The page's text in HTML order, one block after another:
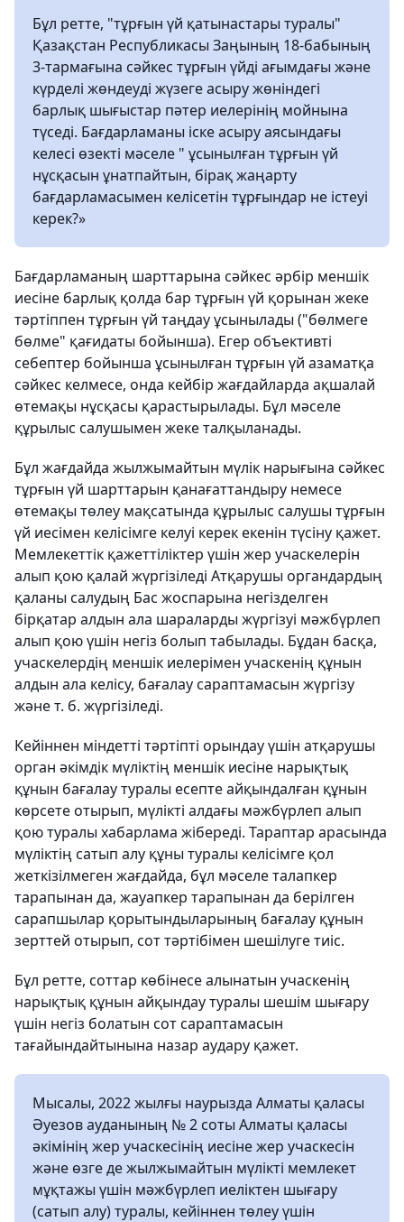
Бұл ретте, "тұрғын үй қатынастары туралы"
Қазақстан Республикасы Заңының 18-бабының
3-тармағына сәйкес тұрғын үйді ағымдағы және
күрделі жөндеуді жүзеге асыру жөніндегі
барлық шығыстар пәтер иелерінің мойнына
түседі. Бағдарламаны іске асыру аясындағы
келесі өзекті мәселе " ұсынылған тұрғын үй
нұсқасын ұнатпайтын, бірақ жаңарту
бағдарламасымен келісетін тұрғындар не істеуі
керек?»
Бағдарламаның шарттарына сәйкес әрбір меншік
иесіне барлық қолда бар тұрғын үй қорынан жеке
тәртіппен тұрғын үй таңдау ұсынылады ("бөлмеге
бөлме" қағидаты бойынша). Егер объективті
себептер бойынша ұсынылған тұрғын үй азаматқа
сәйкес келмесе, онда кейбір жағдайларда ақшалай
өтемақы нұсқасы қарастырылады. Бұл мәселе
құрылыс салушымен жеке талқыланады.
Бұл жағдайда жылжымайтын мүлік нарығына сәйкес
тұрғын үй шарттарын қанағаттандыру немесе
өтемақы төлеу мақсатында құрылыс салушы тұрғын
үй иесімен келісімге келуі керек екенін түсіну қажет.
Мемлекеттік қажеттіліктер үшін жер учаскелерін
алып қою қалай жүргізіледі Атқарушы органдардың
қаланы салудың Бас жоспарына негізделген
бірқатар алдын ала шараларды жүргізуі мәжбүрлеп
алып қою үшін негіз болып табылады. Бұдан басқа,
учаскелердің меншік иелерімен учаскенің құнын
алдын ала келісу, бағалау сараптамасын жүргізу
және т. б. жүргізіледі.
Кейіннен міндетті тәртіпті орындау үшін атқарушы
орган әкімдік мүліктің меншік иесіне нарықтық
құнын бағалау туралы есепте айқындалған құнын
көрсете отырып, мүлікті алдағы мәжбүрлеп алып
қою туралы хабарлама жібереді. Тараптар арасында
мүліктің сатып алу құны туралы келісімге қол
жеткізілмеген жағдайда, бұл мәселе талапкер
тарапынан да, жауапкер тарапынан да берілген
сарапшылар қорытындыларының бағалау құнын
зерттей отырып, сот тәртібімен шешілуге тиіс.
Бұл ретте, соттар көбінесе алынатын учаскенің
нарықтық құнын айқындау туралы шешім шығару
үшін негіз болатын сот сараптамасын
тағайындайтынына назар аудару қажет.
Мысалы, 2022 жылғы наурызда Алматы қаласы
Әуезов ауданының № 2 соты Алматы қаласы
әкімінің жер учаскесінің иесіне жер учаскесін
және өзге де жылжымайтын мүлікті мемлекет
мұқтажы үшін мәжбүрлеп иеліктен шығару
(сатып алу) туралы, кейіннен төлеу үшін